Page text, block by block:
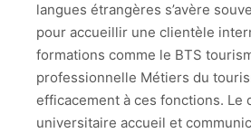
langues étrangères s’avère
pour accueillir une clientèle
formations comme le BTS
professionnelle Métiers du
efficacement à ces fonctions. Le
universitaire accueil et